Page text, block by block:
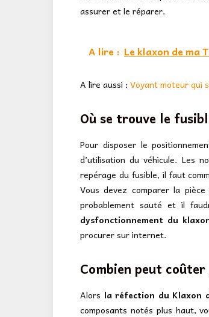
assurer et le réparer.
A lire : Le klaxon de ma
A lire aussi : Voyant moteur qui
Où se trouve le
Pour disposer le
d’utilisation du véhicule. Les
repérage du fusible, il faut
Vous devez comparer la
probablement sauté et il
dysfonctionnement du
procurer sur internet.
Combien peut
Alors la réfection du Klaxon
composants notés plus haut,